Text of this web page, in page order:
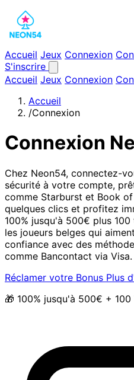
Accueil Jeux Connexion
S'inscrire
Accueil Jeux Connexion
Accueil
/Connexion
Connexion
Chez Neon54, connectez-
sécurité à votre compte,
comme Starburst et Book
quelques clics et profitez
100% jusqu'à 500€ plus
les joueurs belges qui
confiance avec des
comme Bancontact via Visa.
Réclamer votre Bonus Plus
🎁 100% jusqu'à 500€ +